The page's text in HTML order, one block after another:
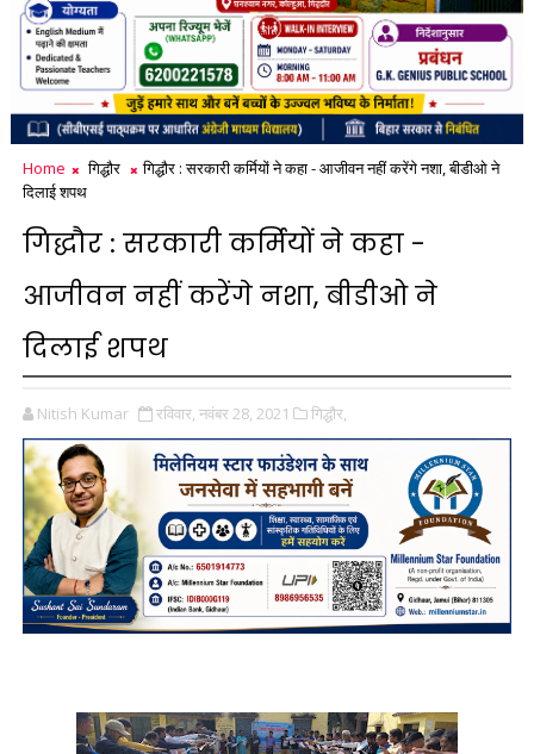
Home गिद्धौर
गिद्धौर : सरकारी कर्मियों ने कहा - आजीवन नहीं करेंगे नशा, बीडीओ ने
दिलाई शपथ
गिद्धौर : सरकारी कर्मियों ने कहा -
आजीवन नहीं करेंगे नशा, बीडीओ ने
दिलाई शपथ
Nitish Kumar रविवार, नवंबर 28, 2021 गिद्धौर,